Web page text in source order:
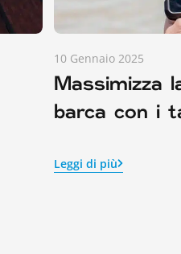
10 Gennaio 2025
Massimizza
barca con i
Leggi di più